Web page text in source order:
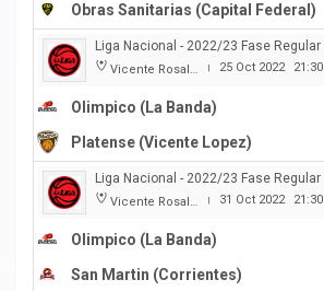
Obras Sanitarias (Capital Federal)
Liga Nacional - 2022/23 Fase Regular
Vicente Rosales | 25 Oct 2022 21:30
Olimpico (La Banda)
Platense (Vicente Lopez)
Liga Nacional - 2022/23 Fase Regular
Vicente Rosales | 31 Oct 2022 21:30
Olimpico (La Banda)
San Martin (Corrientes)